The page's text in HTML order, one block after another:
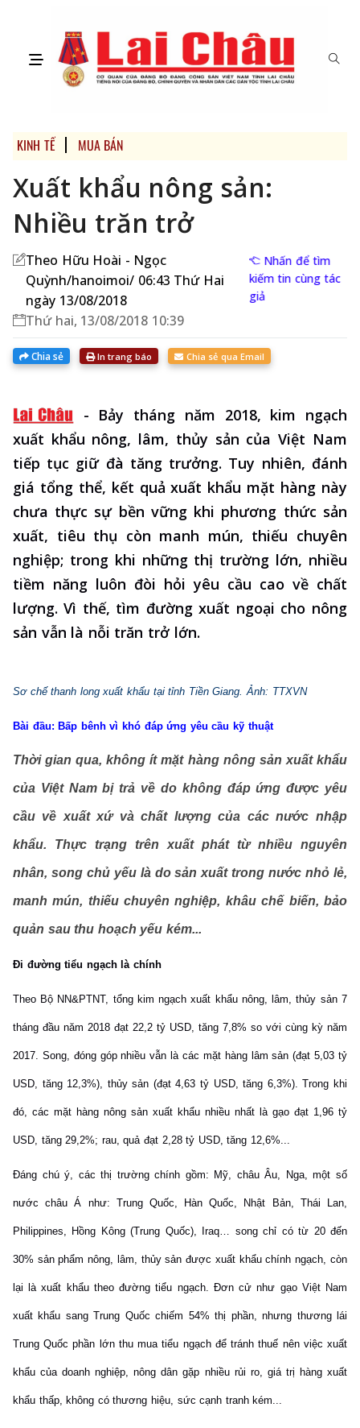
KINH TẾ MUA BÁN
Xuất khẩu nông sản:
Nhiều trăn trở
Theo Hữu Hoài - Ngọc
Quỳnh/hanoimoi/ 06:43 Thứ Hai
ngày 13/08/2018
Nhấn để tìm
kiếm tin cùng tác
giả
Thứ hai, 13/08/2018 10:39
Chia sẻ In trang báo Chia sẻ qua Email
- Bảy tháng năm 2018, kim ngạch
xuất khẩu nông, lâm, thủy sản của Việt Nam
tiếp tục giữ đà tăng trưởng. Tuy nhiên, đánh
giá tổng thể, kết quả xuất khẩu mặt hàng này
chưa thực sự bền vững khi phương thức sản
xuất, tiêu thụ còn manh mún, thiếu chuyên
nghiệp; trong khi những thị trường lớn, nhiều
tiềm năng luôn đòi hỏi yêu cầu cao về chất
lượng. Vì thế, tìm đường xuất ngoại cho nông
sản vẫn là nỗi trăn trở lớn.
Sơ chế thanh long xuất khẩu tại tỉnh Tiền Giang. Ảnh: TTXVN
Bài đầu: Bấp bênh vì khó đáp ứng yêu cầu kỹ thuật
Thời gian qua, không ít mặt hàng nông sản xuất khẩu
của Việt Nam bị trả về do không đáp ứng được yêu
cầu về xuất xứ và chất lượng của các nước nhập
khẩu. Thực trạng trên xuất phát từ nhiều nguyên
nhân, song chủ yếu là do sản xuất trong nước nhỏ lẻ,
manh mún, thiếu chuyên nghiệp, khâu chế biến, bảo
quản sau thu hoạch yếu kém...
Đi đường tiểu ngạch là chính
Theo Bộ NN&PTNT, tổng kim ngạch xuất khẩu nông, lâm, thủy sản 7
tháng đầu năm 2018 đạt 22,2 tỷ USD, tăng 7,8% so với cùng kỳ năm
2017. Song, đóng góp nhiều vẫn là các mặt hàng lâm sản (đạt 5,03 tỷ
USD, tăng 12,3%), thủy sản (đạt 4,63 tỷ USD, tăng 6,3%). Trong khi
đó, các mặt hàng nông sản xuất khẩu nhiều nhất là gạo đạt 1,96 tỷ
USD, tăng 29,2%; rau, quả đạt 2,28 tỷ USD, tăng 12,6%...
Đáng chú ý, các thị trường chính gồm: Mỹ, châu Âu, Nga, một số
nước châu Á như: Trung Quốc, Hàn Quốc, Nhật Bản, Thái Lan,
Philippines, Hồng Kông (Trung Quốc), Iraq… song chỉ có từ 20 đến
30% sản phẩm nông, lâm, thủy sản được xuất khẩu chính ngạch, còn
lại là xuất khẩu theo đường tiểu ngạch. Đơn cử như gạo Việt Nam
xuất khẩu sang Trung Quốc chiếm 54% thị phần, nhưng thương lái
Trung Quốc phần lớn thu mua tiểu ngạch để tránh thuế nên việc xuất
khẩu của doanh nghiệp, nông dân gặp nhiều rủi ro, giá trị hàng xuất
khẩu thấp, không có thương hiệu, sức cạnh tranh kém...